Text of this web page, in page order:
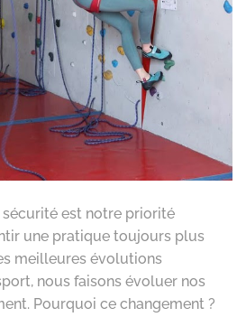
est notre priorité
une pratique toujours plus
meilleures évolutions
nous faisons évoluer nos
Pourquoi ce changement ?